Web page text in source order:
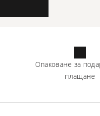
Опаковане за
плащане